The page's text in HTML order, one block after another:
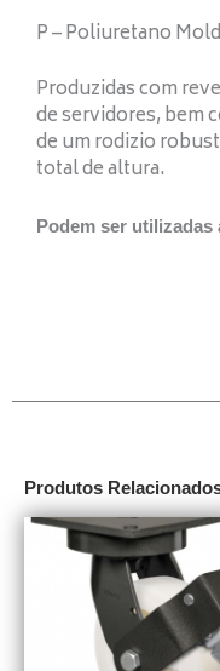
P – Poliuretano
Produzidas com
de servidores, bem
de um rodizio
total de altura.
Podem ser utilizadas
Produtos